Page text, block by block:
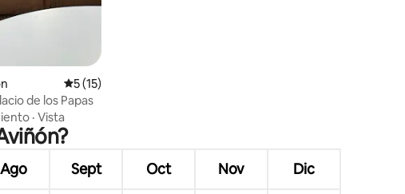
Calificación promedio: 5 de 5, 15 reseñas
5 (15)
de los Papas
· Vista
Ago Sept Oct Nov Dic